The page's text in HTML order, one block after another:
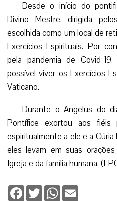
Desde o início do
Divino Mestre, dirigida
escolhida como um local de
Exercícios Espirituais. Por
pela pandemia de Covid-
possível viver os Exercícios
Vaticano.
Durante o Angelus do
Pontífice exortou aos fiéis
espiritualmente a ele e a
eles levam em suas
Igreja e da família humana.
Facebook
TwitterWhatsApp